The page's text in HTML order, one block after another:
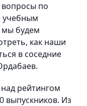
по
учебным
мы будем
как наши
в соседние
рейтингом
выпускников. Из